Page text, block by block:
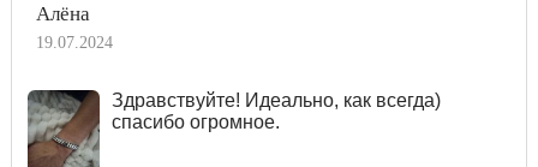
Алёна
19.07.2024
Здравствуйте! Идеально, как всегда)
спасибо огромное.